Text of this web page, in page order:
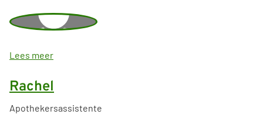
Lees meerC
i
Rachel
Apothekersassistente